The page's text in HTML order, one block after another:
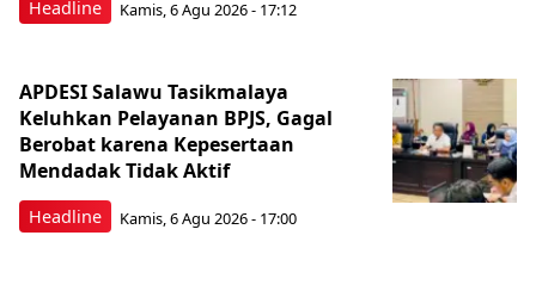
Headline Kamis, 6 Agu 2026 - 17:12
Headline
APDESI Salawu Tasikmalaya
Keluhkan Pelayanan BPJS, Gagal
Berobat karena Kepesertaan
Mendadak Tidak Aktif
Kamis, 6 Agu 2026 - 17:00